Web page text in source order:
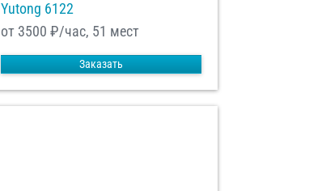
Yutong 6122
от 3500 ₽/час, 51 мест
Заказать